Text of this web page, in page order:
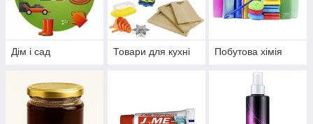
Дім і сад Товари для кухні Побутова хімія